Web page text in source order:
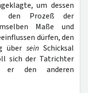
um dessen
den Prozeß der
Maße und
dürfen, den
über sein Schicksal
sich der Tatrichter
er den anderen